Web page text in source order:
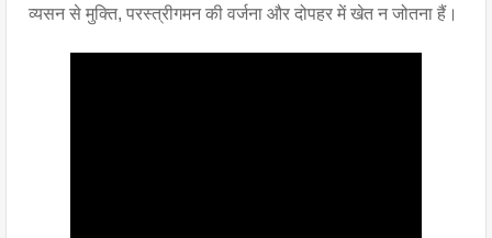
व्यसन से मुक्ति, परस्त्रीगमन की वर्जना और दोपहर में खेत न जोतना हैं।